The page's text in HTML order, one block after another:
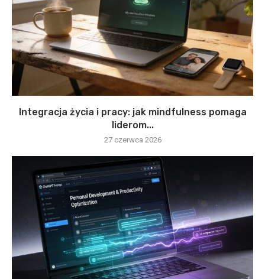
Integracja życia i pracy: jak mindfulness pomaga
liderom...
27 czerwca 2026